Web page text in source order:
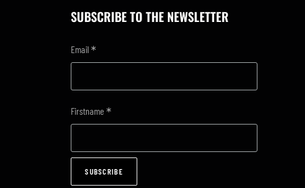
SUBSCRIBE TO THE NEWSLETTER
Email*
Firstname*